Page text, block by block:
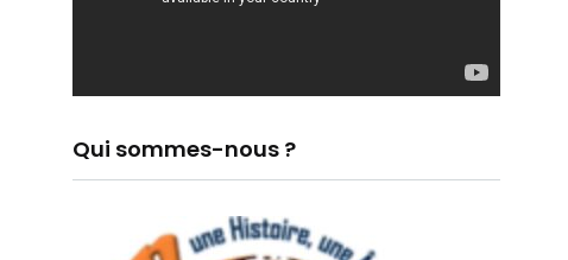
Qui sommes-nous ?